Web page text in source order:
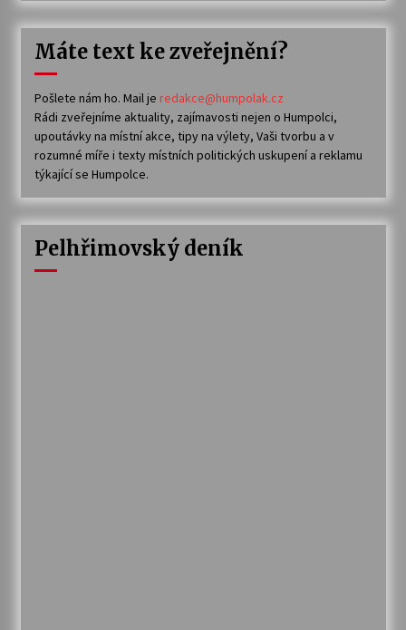
Máte text ke zveřejnění?
Pošlete nám ho. Mail je redakce@humpolak.cz
Rádi zveřejníme aktuality, zajímavosti nejen o Humpolci,
upoutávky na místní akce, tipy na výlety, Vaši tvorbu a v
rozumné míře i texty místních politických uskupení a reklamu
týkající se Humpolce.
Pelhřimovský deník